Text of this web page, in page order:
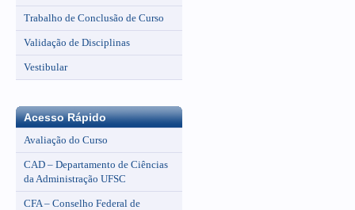
Trabalho de Conclusão de Curso
Validação de Disciplinas
Vestibular
Acesso Rápido
Avaliação do Curso
CAD – Departamento de Ciências
da Administração UFSC
CFA – Conselho Federal de